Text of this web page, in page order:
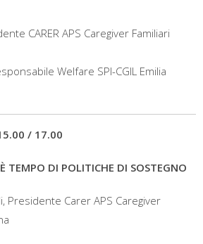
CARER APS Caregiver Familiari
Welfare SPI-CGIL Emilia
/ 17.00
TEMPO DI POLITICHE DI SOSTEGNO
Presidente Carer APS Caregiver